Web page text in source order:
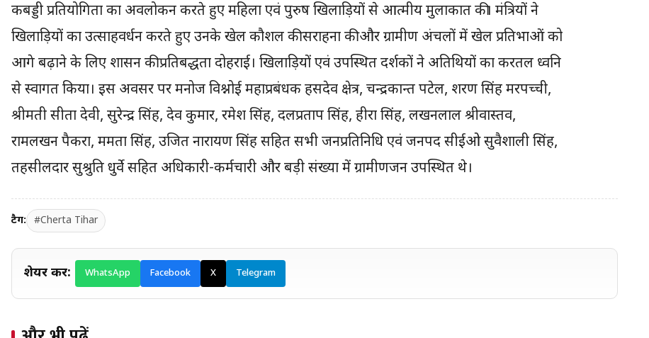
कबड्डी प्रतियोगिता का अवलोकन करते हुए महिला एवं पुरुष खिलाड़ियों से आत्मीय मुलाकात की। मंत्रियों ने
खिलाड़ियों का उत्साहवर्धन करते हुए उनके खेल कौशल की सराहना की और ग्रामीण अंचलों में खेल प्रतिभाओं को
आगे बढ़ाने के लिए शासन की प्रतिबद्धता दोहराई। खिलाड़ियों एवं उपस्थित दर्शकों ने अतिथियों का करतल ध्वनि
से स्वागत किया। इस अवसर पर मनोज विश्नोई महाप्रबंधक हसदेव क्षेत्र, चन्द्रकान्त पटेल, शरण सिंह मरपच्ची,
श्रीमती सीता देवी, सुरेन्द्र सिंह, देव कुमार, रमेश सिंह, दलप्रताप सिंह, हीरा सिंह, लखनलाल श्रीवास्तव,
रामलखन पैकरा, ममता सिंह, उजित नारायण सिंह सहित सभी जनप्रतिनिधि एवं जनपद सीईओ सुवैशाली सिंह,
तहसीलदार सुश्रुति धुर्वे सहित अधिकारी-कर्मचारी और बड़ी संख्या में ग्रामीणजन उपस्थित थे।
टैग: #Cherta Tihar
शेयर करें: WhatsApp Facebook X Telegram